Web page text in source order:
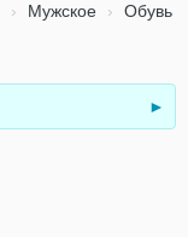
Мужское
Обувь
►